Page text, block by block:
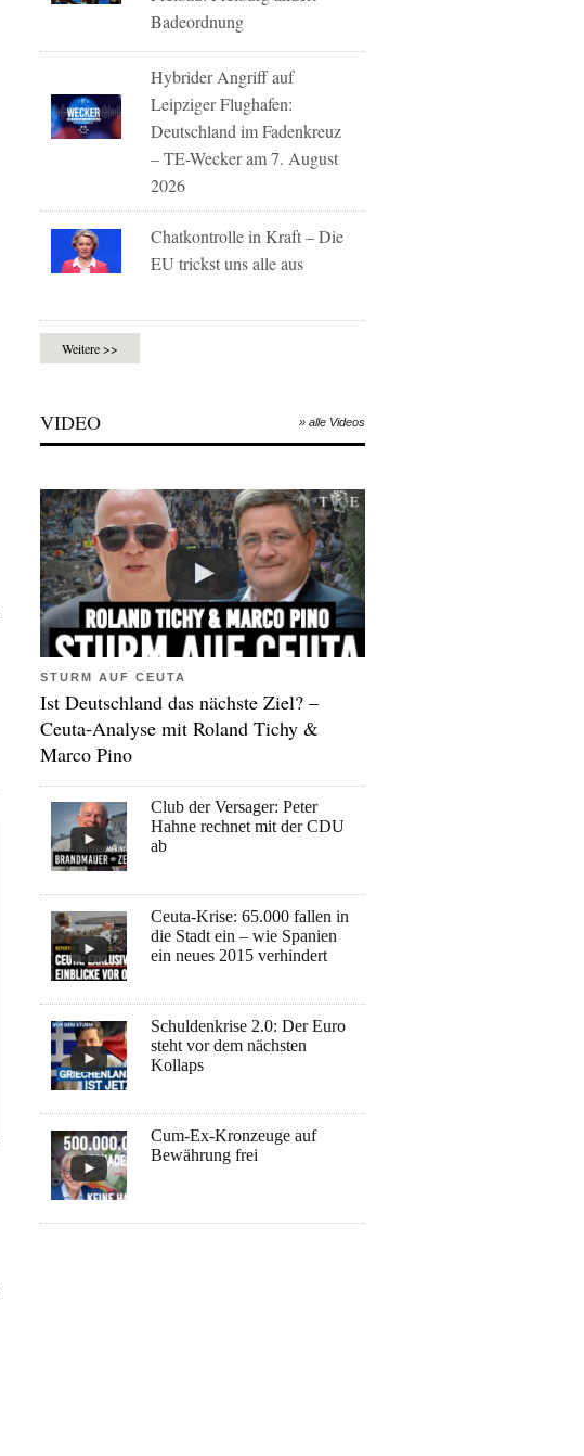
Badeordnung
Hybrider Angriff auf
Leipziger Flughafen:
Deutschland im Fadenkreuz
– TE-Wecker am 7. August
2026
Chatkontrolle in Kraft – Die
EU trickst uns alle aus
Weitere >>
VIDEO » alle Videos
STURM AUF CEUTA
Ist Deutschland das nächste Ziel? –
Ceuta-Analyse mit Roland Tichy &
Marco Pino
Club der Versager: Peter
Hahne rechnet mit der CDU
ab
Ceuta-Krise: 65.000 fallen in
die Stadt ein – wie Spanien
ein neues 2015 verhindert
Schuldenkrise 2.0: Der Euro
steht vor dem nächsten
Kollaps
Cum-Ex-Kronzeuge auf
Bewährung frei